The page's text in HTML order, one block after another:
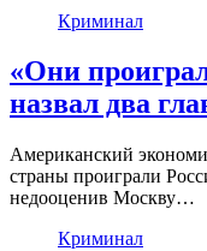
Криминал
«Они
назвал два
Американский
страны проиграли
недооценив Москву…
Криминал